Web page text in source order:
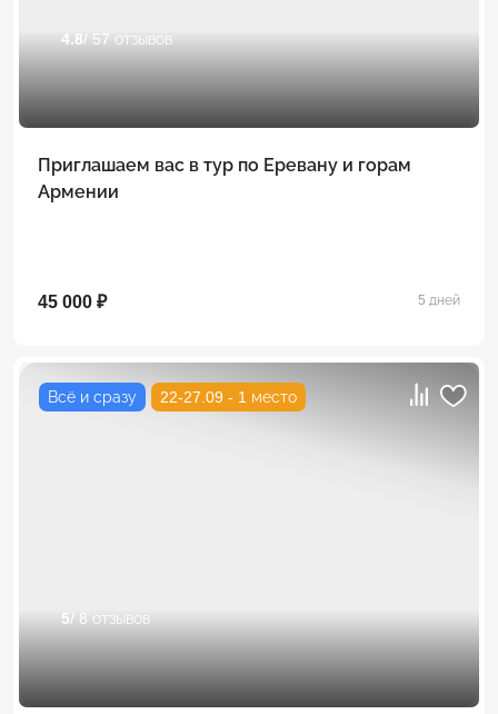
4.8/ 57 отзывов
Приглашаем вас в тур по Еревану и горам
Армении
45 000 ₽ 5 дней
Всё и сразу 22-27.09 - 1 место
5/ 8 отзывов